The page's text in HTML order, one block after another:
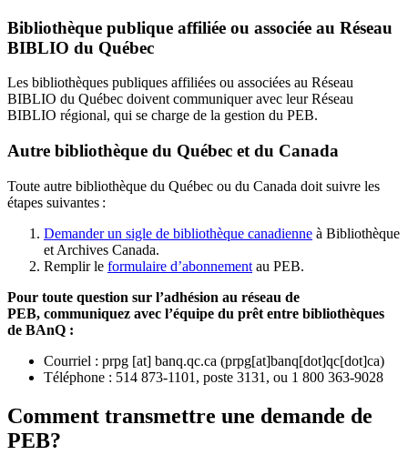
Bibliothèque publique affiliée ou associée au Réseau
BIBLIO du Québec
Les bibliothèques publiques affiliées ou associées au Réseau
BIBLIO du Québec doivent communiquer avec leur Réseau
BIBLIO régional, qui se charge de la gestion du PEB.
Autre bibliothèque du Québec et du Canada
Toute autre bibliothèque du Québec ou du Canada doit suivre les
étapes suivantes :
Demander un sigle de bibliothèque canadienne à Bibliothèque
et Archives Canada.
Remplir le formulaire d’abonnement au PEB.
Pour toute question sur l’adhésion au réseau de
PEB, communiquez avec l’équipe du prêt entre bibliothèques
de BAnQ :
Courriel : prpg [at] banq.qc.ca (prpg[at]banq[dot]qc[dot]ca)
Téléphone : 514 873-1101, poste 3131, ou 1 800 363-9028
Comment transmettre une demande de
PEB?